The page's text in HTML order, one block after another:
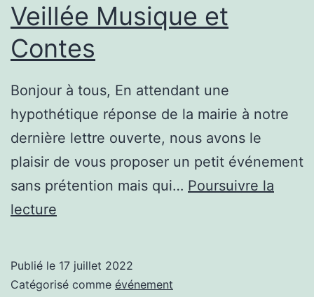
Veillée Musique et
Contes
Bonjour à tous, En attendant une
hypothétique réponse de la mairie à notre
dernière lettre ouverte, nous avons le
plaisir de vous proposer un petit événement
sans prétention mais qui… Poursuivre la
lecture
Contes
Publié le 17 juillet 2022
Catégorisé comme événement